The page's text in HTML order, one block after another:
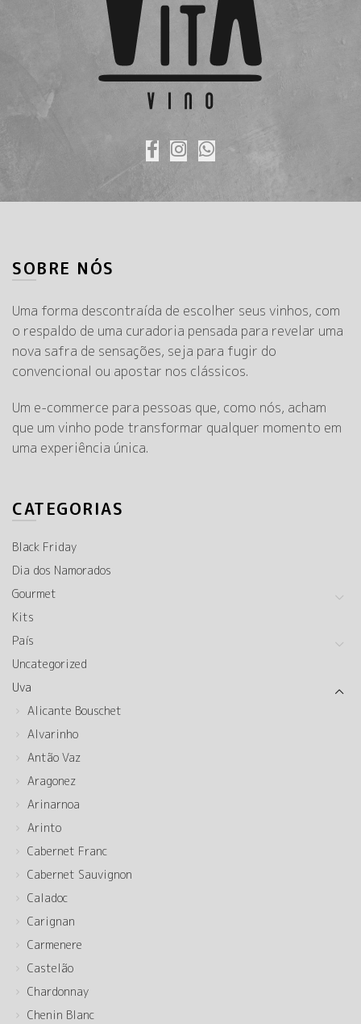
SOBRE NÓS
Uma forma descontraída de escolher seus vinhos, com
o respaldo de uma curadoria pensada para revelar uma
nova safra de sensações, seja para fugir do
convencional ou apostar nos clássicos.
Um e-commerce para pessoas que, como nós, acham
que um vinho pode transformar qualquer momento em
uma experiência única.
CATEGORIAS
Black Friday
Dia dos Namorados
Gourmet
Kits
País
Uncategorized
Uva
Alicante Bouschet
Alvarinho
Antão Vaz
Aragonez
Arinarnoa
Arinto
Cabernet Franc
Cabernet Sauvignon
Caladoc
Carignan
Carmenere
Castelão
Chardonnay
Chenin Blanc